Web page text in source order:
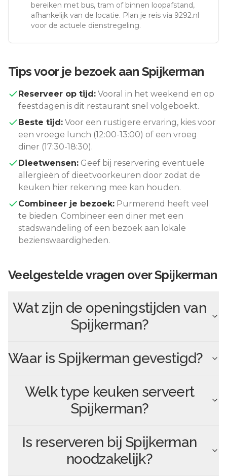
bereiken met bus, tram of binnen loopafstand,
afhankelijk van de locatie. Plan je reis via 9292.nl
voor de actuele dienstregeling.
Tips voor je bezoek aan Spijkerman
Reserveer op tijd: Vooral in het weekend en op
feestdagen is dit restaurant snel volgeboekt.
Beste tijd: Voor een rustigere ervaring, kies voor
een vroege lunch (12:00-13:00) of een vroeg
diner (17:30-18:30).
Dieetwensen: Geef bij reservering eventuele
allergieën of dieetvoorkeuren door zodat de
keuken hier rekening mee kan houden.
Combineer je bezoek: Purmerend heeft veel
te bieden. Combineer een diner met een
stadswandeling of een bezoek aan lokale
bezienswaardigheden.
Veelgestelde vragen overSpijkerman
Wat zijn de openingstijden van
Spijkerman?
Waar is Spijkerman gevestigd?
Welk type keuken serveert
Spijkerman?
Is reserveren bij Spijkerman
noodzakelijk?